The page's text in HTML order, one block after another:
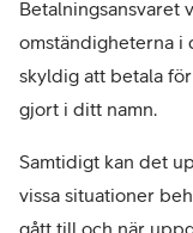
Betalningsansvaret
omständigheterna i
skyldig att betala
gjort i ditt namn.
Samtidigt kan det
vissa situationer
gått till och när